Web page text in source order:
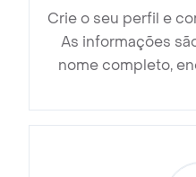
Crie o seu perfil e
As informações
nome completo,